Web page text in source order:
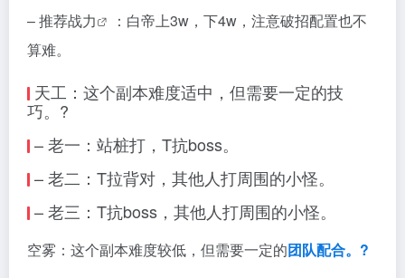
– 推荐战力
：白帝上3w，下4w，注意破招配置也不
算难。
天工：这个副本难度适中，但需要一定的技
巧。?
– 老一：站桩打，T抗boss。
– 老二：T拉背对，其他人打周围的小怪。
– 老三：T抗boss，其他人打周围的小怪。
空雾：这个副本难度较低，但需要一定的团队配合。?